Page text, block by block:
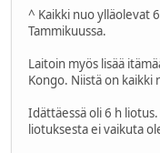
^ Kaikki nuo ylläolevat
Tammikuussa.
Laitoin myös lisää
Kongo. Niistä on
Idättäessä oli 6 h
liotuksesta ei vaikuta